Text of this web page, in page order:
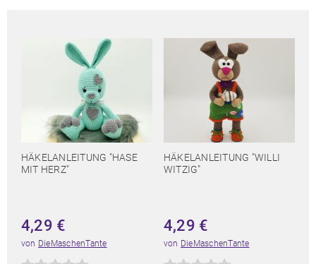
HÄKELANLEITUNG "HASE
MIT HERZ"
4,29 €
von DieMaschenTante
HÄKELANLEITUNG "WILLI
WITZIG"
4,29 €
von DieMaschenTante